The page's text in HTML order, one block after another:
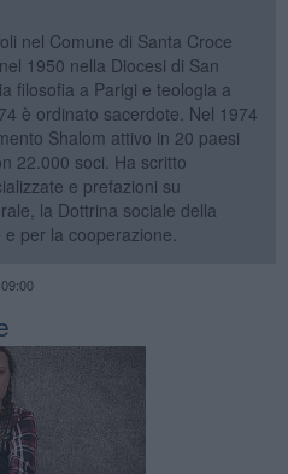
nel Comune di Santa Croce
1950 nella Diocesi di San
filosofia a Parigi e teologia a
è ordinato sacerdote. Nel 1974
Shalom attivo in 20 paesi
22.000 soci. Ha scritto
e prefazioni su
la Dottrina sociale della
per la cooperazione.